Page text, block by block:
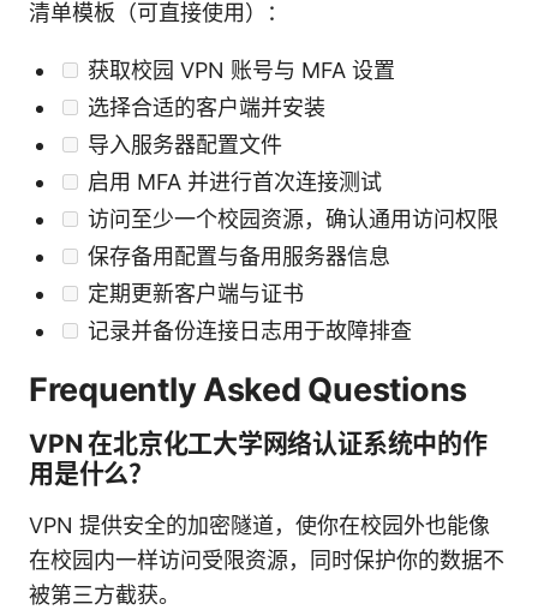
清单模板（可直接使用）：
获取校园 VPN 账号与 MFA 设置
选择合适的客户端并安装
导入服务器配置文件
启用 MFA 并进行首次连接测试
访问至少一个校园资源，确认通用访问权限
保存备用配置与备用服务器信息
定期更新客户端与证书
记录并备份连接日志用于故障排查
Frequently Asked Questions
VPN 在北京化工大学网络认证系统中的作
用是什么？
VPN 提供安全的加密隧道，使你在校园外也能像
在校园内一样访问受限资源，同时保护你的数据不
被第三方截获。